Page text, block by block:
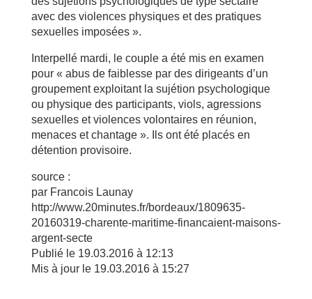
avec des violences physiques et des pratiques
sexuelles imposées ».
Interpellé mardi, le couple a été mis en examen
pour « abus de faiblesse par des dirigeants d’un
groupement exploitant la sujétion psychologique
ou physique des participants, viols, agressions
sexuelles et violences volontaires en réunion,
menaces et chantage ». Ils ont été placés en
détention provisoire.
source :
par Francois Launay
http://www.20minutes.fr/bordeaux/1809635-
20160319-charente-maritime-financaient-maisons-
argent-secte
Publié le 19.03.2016 à 12:13
Mis à jour le 19.03.2016 à 15:27